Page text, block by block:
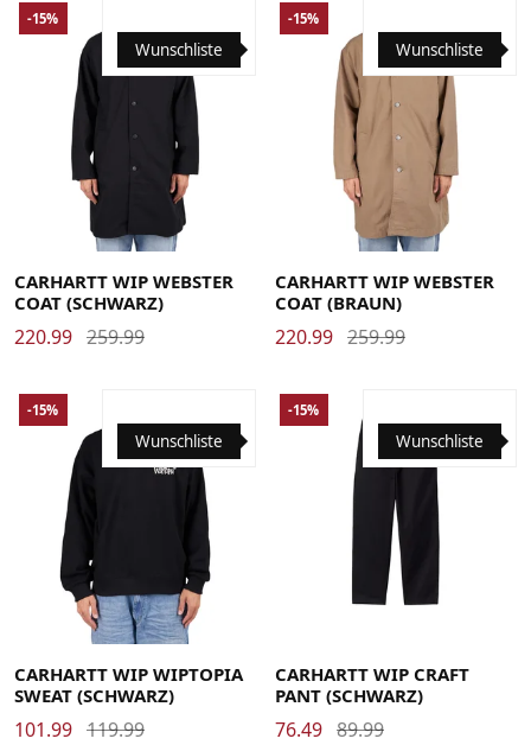
MediumSmallX-Large
Wunschliste
-15%
CARHARTT WIP WEBSTER
COAT (SCHWARZ)
220.99 259.99
MediumSmallX-Large
Wunschliste
-15%
CARHARTT WIP WEBSTER
COAT (BRAUN)
220.99 259.99
MediumSmallX-Large
Wunschliste
-15%
CARHARTT WIP WIPTOPIA
SWEAT (SCHWARZ)
101.99 119.99
Wunschliste
-15%
CARHARTT WIP CRAFT
PANT (SCHWARZ)
76.49 89.99